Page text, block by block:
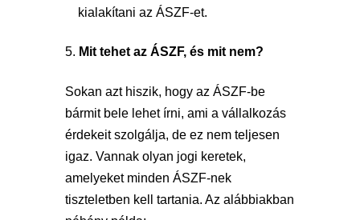
kialakítani az ÁSZF-et.
Mit tehet az ÁSZF, és mit nem?
Sokan azt hiszik, hogy az ÁSZF-be
bármit bele lehet írni, ami a vállalkozás
érdekeit szolgálja, de ez nem teljesen
igaz. Vannak olyan jogi keretek,
amelyeket minden ÁSZF-nek
tiszteletben kell tartania. Az alábbiakban